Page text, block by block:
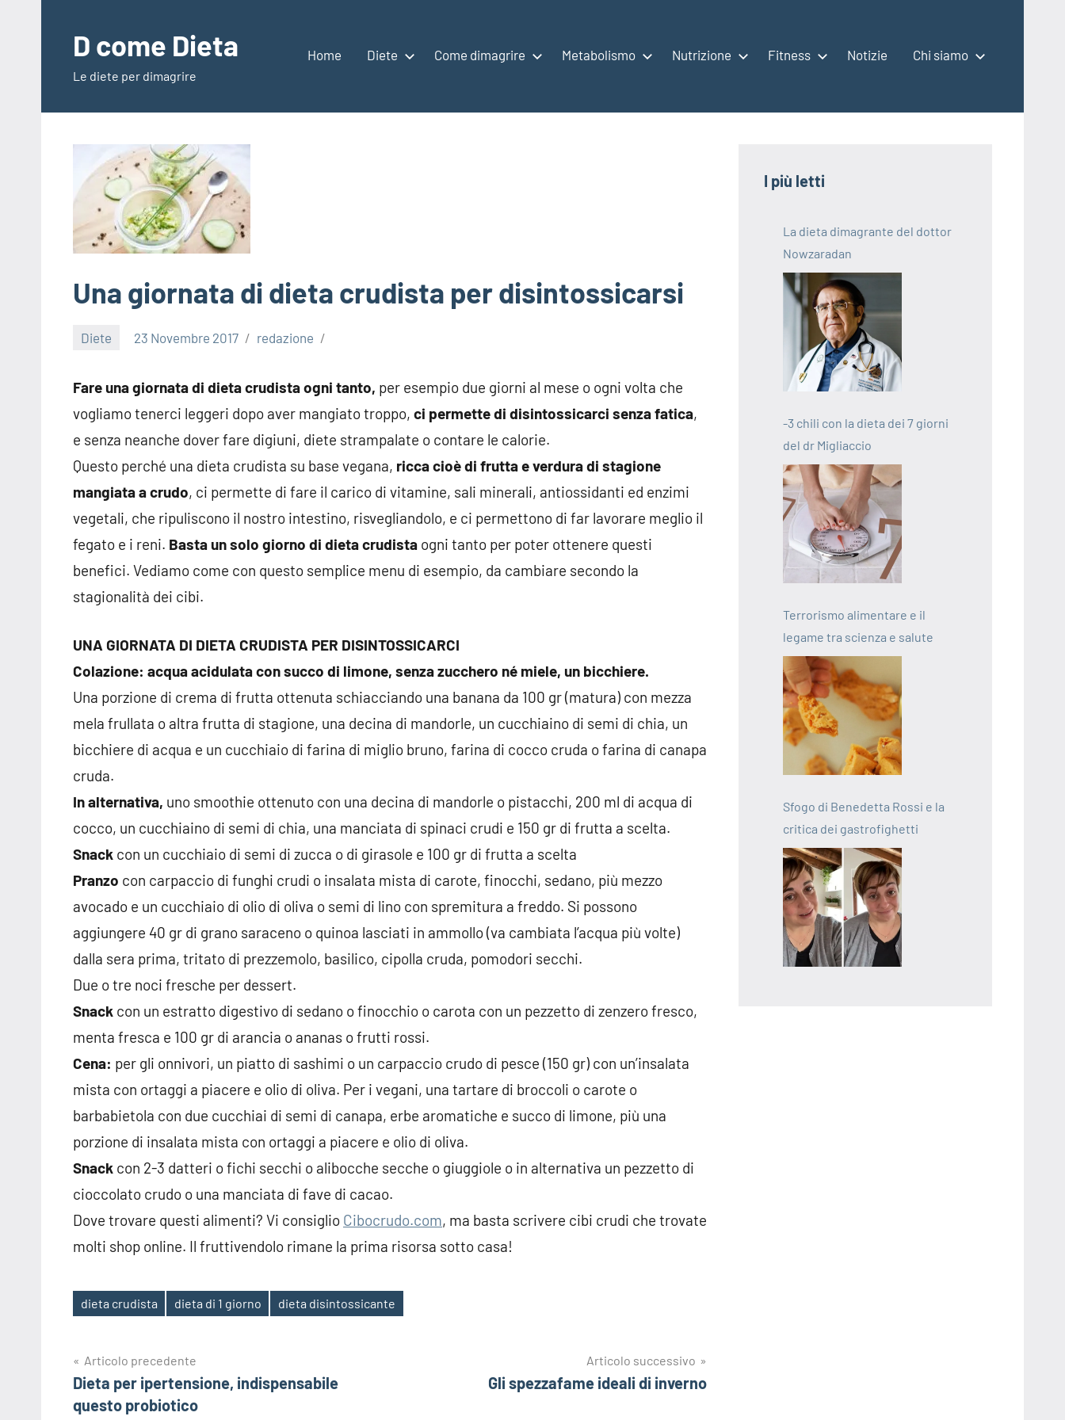
contenutoD come Dieta
Le diete per dimagrire
Home Diete Come dimagrire Metabolismo Nutrizione Fitness Notizie Chi siamo
Una giornata di dieta crudista per disintossicarsi
Diete 23 Novembre 2017 redazione
Fare una giornata di dieta crudista ogni tanto, per esempio due giorni al mese o ogni volta che
vogliamo tenerci leggeri dopo aver mangiato troppo, ci permette di disintossicarci senza fatica,
e senza neanche dover fare digiuni, diete strampalate o contare le calorie.
Questo perché una dieta crudista su base vegana, ricca cioè di frutta e verdura di stagione
mangiata a crudo, ci permette di fare il carico di vitamine, sali minerali, antiossidanti ed enzimi
vegetali, che ripuliscono il nostro intestino, risvegliandolo, e ci permettono di far lavorare meglio il
fegato e i reni. Basta un solo giorno di dieta crudista ogni tanto per poter ottenere questi
benefici. Vediamo come con questo semplice menu di esempio, da cambiare secondo la
stagionalità dei cibi.
UNA GIORNATA DI DIETA CRUDISTA PER DISINTOSSICARCI
Colazione: acqua acidulata con succo di limone, senza zucchero né miele, un bicchiere.
Una porzione di crema di frutta ottenuta schiacciando una banana da 100 gr (matura) con mezza
mela frullata o altra frutta di stagione, una decina di mandorle, un cucchiaino di semi di chia, un
bicchiere di acqua e un cucchiaio di farina di miglio bruno, farina di cocco cruda o farina di canapa
cruda.
In alternativa, uno smoothie ottenuto con una decina di mandorle o pistacchi, 200 ml di acqua di
cocco, un cucchiaino di semi di chia, una manciata di spinaci crudi e 150 gr di frutta a scelta.
Snack con un cucchiaio di semi di zucca o di girasole e 100 gr di frutta a scelta
Pranzo con carpaccio di funghi crudi o insalata mista di carote, finocchi, sedano, più mezzo
avocado e un cucchiaio di olio di oliva o semi di lino con spremitura a freddo. Si possono
aggiungere 40 gr di grano saraceno o quinoa lasciati in ammollo (va cambiata l’acqua più volte)
dalla sera prima, tritato di prezzemolo, basilico, cipolla cruda, pomodori secchi.
Due o tre noci fresche per dessert.
Snack con un estratto digestivo di sedano o finocchio o carota con un pezzetto di zenzero fresco,
menta fresca e 100 gr di arancia o ananas o frutti rossi.
Cena: per gli onnivori, un piatto di sashimi o un carpaccio crudo di pesce (150 gr) con un’insalata
mista con ortaggi a piacere e olio di oliva. Per i vegani, una tartare di broccoli o carote o
barbabietola con due cucchiai di semi di canapa, erbe aromatiche e succo di limone, più una
porzione di insalata mista con ortaggi a piacere e olio di oliva.
Snack con 2-3 datteri o fichi secchi o alibocche secche o giuggiole o in alternativa un pezzetto di
cioccolato crudo o una manciata di fave di cacao.
Dove trovare questi alimenti? Vi consiglio Cibocrudo.com, ma basta scrivere cibi crudi che trovate
molti shop online. Il fruttivendolo rimane la prima risorsa sotto casa!
Tag
dieta crudista dieta di 1 giorno dieta disintossicante
Navigazione
articoli
Articolo precedente
Dieta per ipertensione, indispensabile
questo probiotico
Articolo successivo
Gli spezzafame ideali di inverno
I più letti
La dieta dimagrante del dottor
Nowzaradan
-3 chili con la dieta dei 7 giorni
del dr Migliaccio
Terrorismo alimentare e il
legame tra scienza e salute
Sfogo di Benedetta Rossi e la
critica dei gastrofighetti